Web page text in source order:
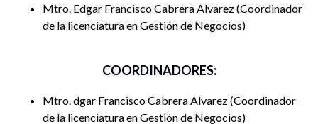
Mtro. Edgar Francisco Cabrera Alvarez Coordinador
de la licenciatura en Gestión de Negocios
COORDINADORES:
Mtro. dgar Francisco Cabrera Alvarez Coordinador
de la licenciatura en Gestión de Negocios